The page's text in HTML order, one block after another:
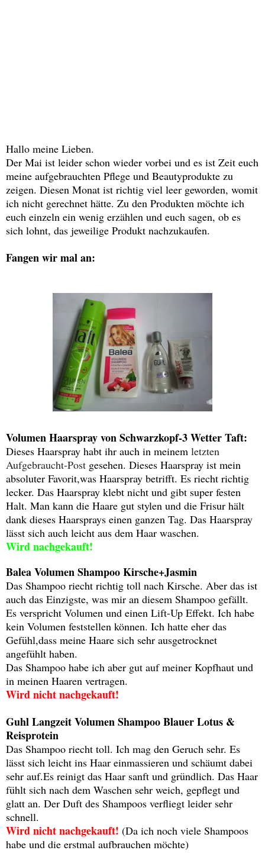
Hallo meine Lieben.
Der Mai ist leider schon wieder vorbei und es ist Zeit euch
meine aufgebrauchten Pflege und Beautyprodukte zu
zeigen. Diesen Monat ist richtig viel leer geworden, womit
ich nicht gerechnet hätte. Zu den Produkten möchte ich
euch einzeln ein wenig erzählen und euch sagen, ob es
sich lohnt, das jeweilige Produkt nachzukaufen.
Fangen wir mal an:
Volumen Haarspray von Schwarzkopf-3 Wetter Taft:
Dieses Haarspray habt ihr auch in meinem letzten
Aufgebraucht-Post gesehen. Dieses Haarspray ist mein
absoluter Favorit,was Haarspray betrifft. Es riecht richtig
lecker. Das Haarspray klebt nicht und gibt super festen
Halt. Man kann die Haare gut stylen und die Frisur hält
dank dieses Haarsprays einen ganzen Tag. Das Haarspray
lässt sich auch leicht aus dem Haar waschen.
Wird nachgekauft!
Balea Volumen Shampoo Kirsche+Jasmin
Das Shampoo riecht richtig toll nach Kirsche. Aber das ist
auch das Einzigste, was mir an diesem Shampoo gefällt.
Es verspricht Volumen und einen Lift-Up Effekt. Ich habe
kein Volumen feststellen können. Ich hatte eher das
Gefühl,dass meine Haare sich sehr ausgetrocknet
angefühlt haben.
Das Shampoo habe ich aber gut auf meiner Kopfhaut und
in meinen Haaren vertragen.
Wird nicht nachgekauft!
Guhl Langzeit Volumen Shampoo Blauer Lotus &
Reisprotein
Das Shampoo riecht toll. Ich mag den Geruch sehr. Es
lässt sich leicht ins Haar einmassieren und schäumt dabei
sehr auf.Es reinigt das Haar sanft und gründlich. Das Haar
fühlt sich nach dem Waschen sehr weich, gepflegt und
glatt an. Der Duft des Shampoos verfliegt leider sehr
schnell.
Wird nicht nachgekauft! (Da ich noch viele Shampoos
habe und die erstmal aufbrauchen möchte)